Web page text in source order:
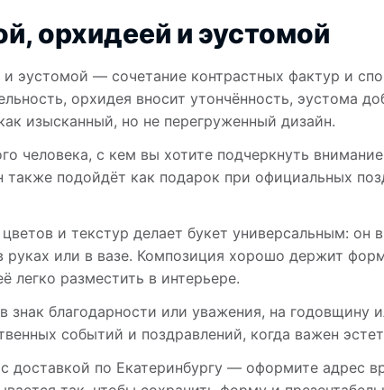
орхидеей и эустомой
эустомой — сочетание контрастных фактур и
орхидея вносит утончённость, эустома
изысканный, но не перегруженный дизайн.
человека, с кем вы хотите подчеркнуть
подойдёт как подарок при официальных
и текстур делает букет универсальным: он
или в вазе. Композиция хорошо держит
легко разместить в интерьере.
благодарности или уважения, на годовщину
событий и поздравлений, когда важен
доставкой по Екатеринбургу — оформите адрес